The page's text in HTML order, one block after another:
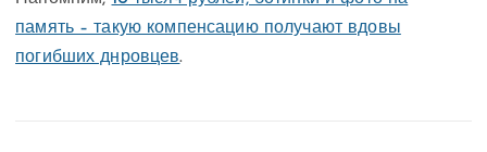
память – такую компенсацию получают вдовы
погибших днровцев.